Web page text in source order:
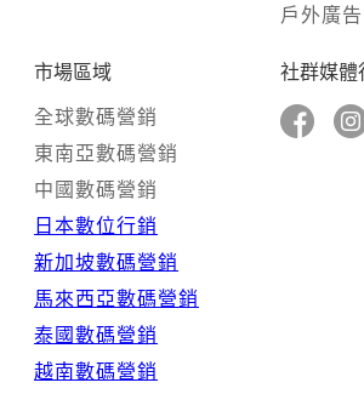
社群媒體
戶外廣告
市場區域
全球數碼營銷
東南亞數碼營銷
中國數碼營銷
日本數位行銷
新加坡數碼營銷
馬來西亞數碼營銷
泰國數碼營銷
越南數碼營銷